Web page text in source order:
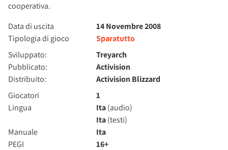
cooperativa.
Data di uscita
14 Novembre 2008
Tipologia di gioco
Sparatutto
Sviluppato:
Treyarch
Pubblicato:
Activision
Distribuito:
Activision Blizzard
Giocatori
1
Lingua
Ita(audio)
Ita(testi)
Manuale
Ita
PEGI
16+